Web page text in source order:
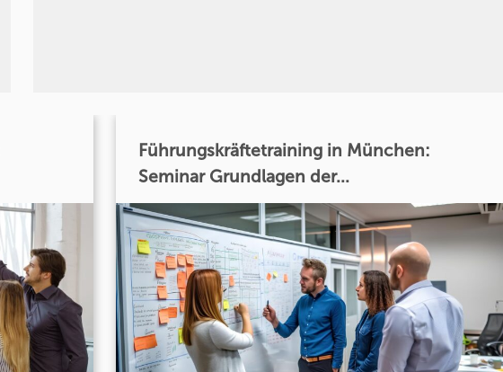
Führungskräftetraining in München:
Seminar Grundlagen der...